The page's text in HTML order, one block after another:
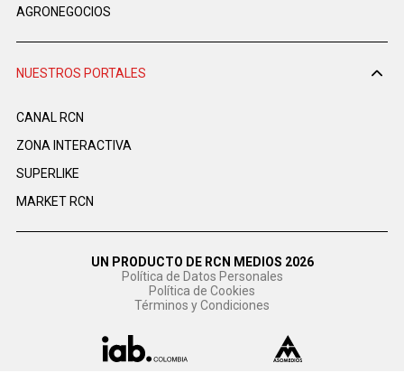
AGRONEGOCIOS
NUESTROS PORTALES
CANAL RCN
ZONA INTERACTIVA
SUPERLIKE
MARKET RCN
UN PRODUCTO DE RCN MEDIOS 2026
Política de Datos Personales
Política de Cookies
Términos y Condiciones